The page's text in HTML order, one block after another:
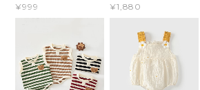
¥999
¥1,880